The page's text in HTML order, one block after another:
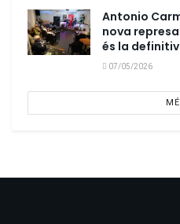
Antonio
nova
és la
07/05/2026